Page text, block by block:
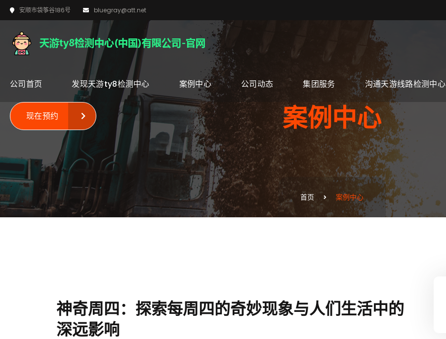
安顺市袋筝谷186号 bluegray@att.net
公司首页 发现天游ty8检测中心 案例中心 公司动态 集团服务 沟通天游线路检测中心
现在预约 案例中心
首页 案例中心
神奇周四：探索每周四的奇妙现象与人们生活中的
深远影响